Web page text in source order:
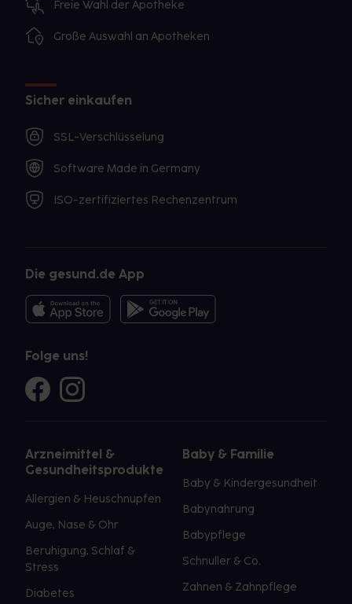
Freie Wahl der Apotheke
Große Auswahl an Apotheken
Sicher einkaufen
SSL-Verschlüsselung
Software Made in Germany
ISO-zertifiziertes Rechenzentrum
Die gesund.de App
Folge uns!
Arzneimittel &
Gesundheitsprodukte
Allergien & Heuschnupfen
Auge, Nase & Ohr
Beruhigung, Schlaf &
Stress
Diabetes
Baby & Familie
Baby & Kindergesundheit
Babynahrung
Babypflege
Schnuller & Co.
Zahnen & Zahnpflege